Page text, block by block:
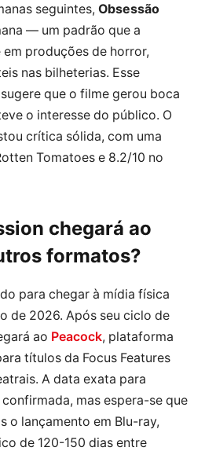
seguintes, Obsessão
— um padrão que a
produções de horror,
nas bilheterias. Esse
que o filme gerou boca
o interesse do público. O
crítica sólida, com uma
Tomatoes e 8.2/10 no
chegará ao
formatos?
para chegar à mídia física
de 2026. Após seu ciclo de
ao Peacock, plataforma
títulos da Focus Features
A data exata para
mas espera-se que
o lançamento em Blu-ray,
de 120-150 dias entre